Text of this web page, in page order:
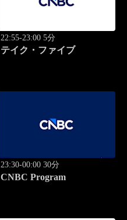
22:55-23:00 5分
テイク・ファイブ
23:30-00:00 30分
CNBC Program